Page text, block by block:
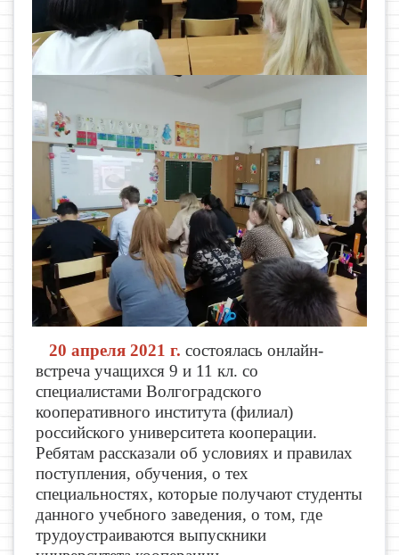
20 апреля 2021 г. состоялась онлайн-
встреча учащихся 9 и 11 кл. со
специалистами Волгоградского
кооперативного института (филиал)
российского университета кооперации.
Ребятам рассказали об условиях и правилах
поступления, обучения, о тех
специальностях, которые получают студенты
данного учебного заведения, о том, где
трудоустраиваются выпускники